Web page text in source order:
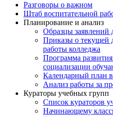
Разговоры о важном
Штаб воспитательной
Планирование и анализ
Образцы заявлений
Приказы о текущей
работы колледжа
Программа
социализации
Календарный план
Анализ работы за
Кураторы учебных групп
Список кураторов
Начинающему